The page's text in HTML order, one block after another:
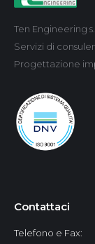
Ten Engineering
Servizi di
Progettazione
Contattaci
Telefono e Fax: